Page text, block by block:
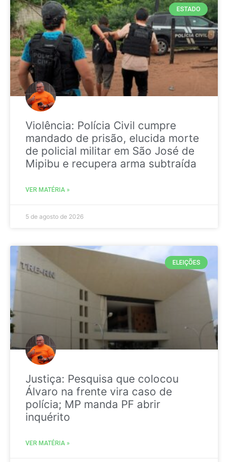
ESTADO
Violência: Polícia Civil cumpre
mandado de prisão, elucida morte
de policial militar em São José de
Mipibu e recupera arma subtraída
VER MATÉRIA »
5 de agosto de 2026
ELEIÇÕES
Justiça: Pesquisa que colocou
Álvaro na frente vira caso de
polícia; MP manda PF abrir
inquérito
VER MATÉRIA »